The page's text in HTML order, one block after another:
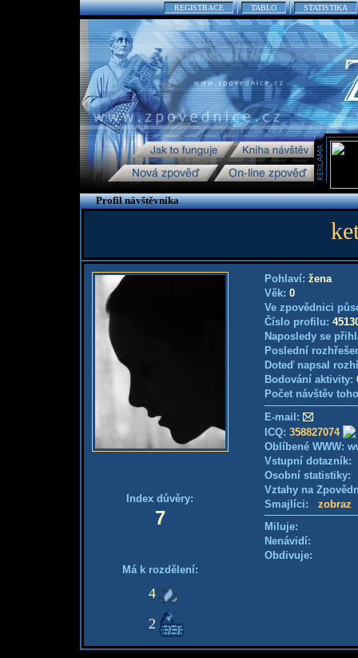
REGISTRACE TABLO STATISTIKA
Profil návštěvníka
Index důvěry:
7
Má k rozdělení:
4
2
Pohlaví: žena
Věk: 0
Ve zpovědnici
Číslo profilu:
Naposledy se
Poslední
Doteď napsal
Bodování aktivity:
Počet návštěv
E-mail:
ICQ: 358827074
Oblíbené WWW:
Vstupní
Osobní
Vztahy na
Smajlíci: zobraz
Miluje:
Nenávidí:
Obdivuje: